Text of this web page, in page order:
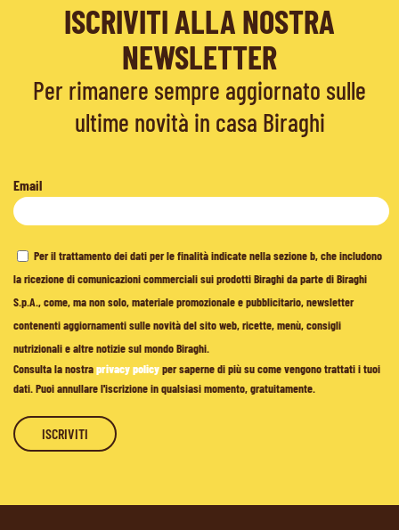
ISCRIVITI ALLA NOSTRA
NEWSLETTER
Per rimanere sempre aggiornato sulle
ultime novità in casa Biraghi
Email
Per il trattamento dei dati per le finalità indicate nella sezione b, che includono
la ricezione di comunicazioni commerciali sui prodotti Biraghi da parte di Biraghi
S.p.A., come, ma non solo, materiale promozionale e pubblicitario, newsletter
contenenti aggiornamenti sulle novità del sito web, ricette, menù, consigli
nutrizionali e altre notizie sul mondo Biraghi.
Consulta la nostraprivacy policyper saperne di più su come vengono trattati i tuoi
dati. Puoi annullare l'iscrizione in qualsiasi momento, gratuitamente.